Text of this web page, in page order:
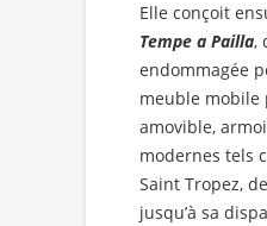
Elle conçoit
Tempe a Pailla,
endommagée
meuble mobile
amovible,
modernes tels
Saint Tropez,
jusqu’à sa